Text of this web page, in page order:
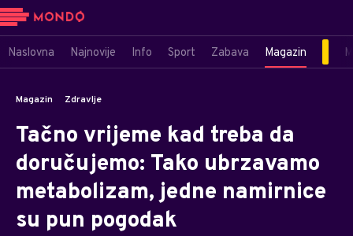
Naslovna Najnovije Info Sport Zabava Magazin
Magazin Zdravlje
Tačno vrijeme kad treba da
doručujemo: Tako ubrzavamo
metabolizam, jedne namirnice
su pun pogodak